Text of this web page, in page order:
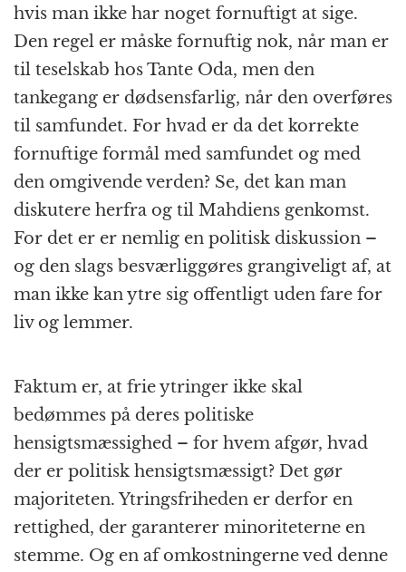
hvis man ikke har noget fornuftigt at sige.
Den regel er måske fornuftig nok, når man er
til teselskab hos Tante Oda, men den
tankegang er dødsensfarlig, når den overføres
til samfundet. For hvad er da det korrekte
fornuftige formål med samfundet og med
den omgivende verden? Se, det kan man
diskutere herfra og til Mahdiens genkomst.
For det er er nemlig en politisk diskussion –
og den slags besværliggøres grangiveligt af, at
man ikke kan ytre sig offentligt uden fare for
liv og lemmer.
Faktum er, at frie ytringer ikke skal
bedømmes på deres politiske
hensigtsmæssighed – for hvem afgør, hvad
der er politisk hensigtsmæssigt? Det gør
majoriteten. Ytringsfriheden er derfor en
rettighed, der garanterer minoriteterne en
stemme. Og en af omkostningerne ved denne